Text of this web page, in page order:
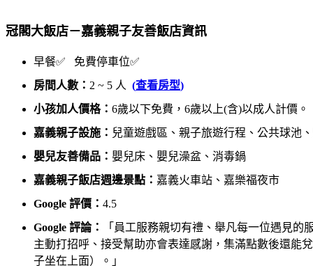
冠閣大飯店－嘉義親子友善飯店資訊
早餐✅ 免費停車位✅
房間人數： 2 ~ 5 人 (查看房型)
小孩加人價格： 6歲以下免費，6歲以上(含)以成人計價。
嘉義親子設施： 兒童遊戲區、親子旅遊行程、公共球池
嬰兒友善備品： 嬰兒床、嬰兒澡盆、消毒鍋
嘉義親子飯店週邊景點： 嘉義火車站、嘉樂福夜市
Google 評價： 4.5
Google 評論：
「員工服務親切有禮、舉凡每一位遇見
主動打招呼、接受幫助亦會表達感謝，集滿點數後還能
子坐在上面）。」